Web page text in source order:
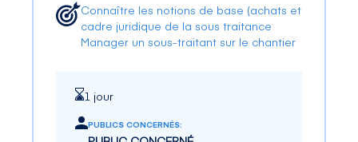
Connaître les notions de base (achats et
cadre juridique de la sous traitance
Manager un sous-traitant sur le chantier
1 jour
PUBLICS CONCERNÉS: